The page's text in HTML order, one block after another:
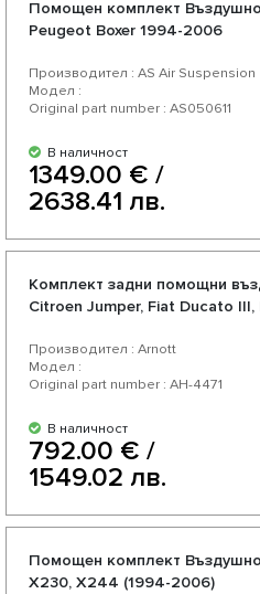
Помощен комплект
Peugeot Boxer 1994-2006
Производител : AS Air Suspension
Модел :
Original part number : AS050611
В наличност
1349.00 € /
2638.41 лв.
Комплект задни помощни
Citroen Jumper, Fiat Ducato
Производител : Arnott
Модел :
Original part number : AH-4471
В наличност
792.00 € /
1549.02 лв.
Помощен комплект
X230, X244 (1994-2006)